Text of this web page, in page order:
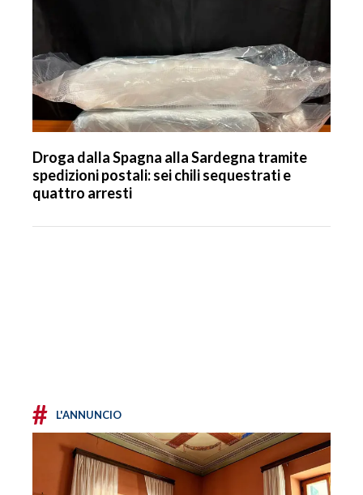
Droga dalla Spagna alla Sardegna tramite
spedizioni postali: sei chili sequestrati e
quattro arresti
# L'ANNUNCIO